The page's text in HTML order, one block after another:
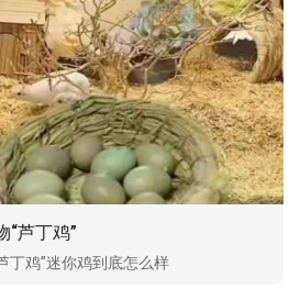
“芦丁鸡”
丁鸡”迷你鸡到底怎么样